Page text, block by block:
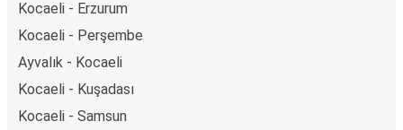
Kocaeli - Erzurum
Kocaeli - Perşembe
Ayvalık - Kocaeli
Kocaeli - Kuşadası
Kocaeli - Samsun